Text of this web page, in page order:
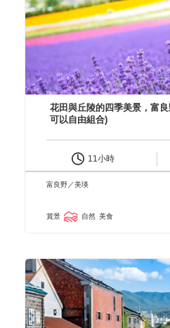
花田與丘陵的四季美景，富
可以自由組合)
11小時
富良野／美瑛
賞景 自然 美食